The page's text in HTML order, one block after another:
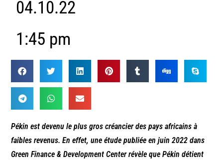
04.10.22
1:45 pm
Pékin est devenu le plus gros créancier des pays africains à
faibles revenus. En effet, une étude publiée en juin 2022 dans
Green Finance & Development Center révèle que Pékin détient